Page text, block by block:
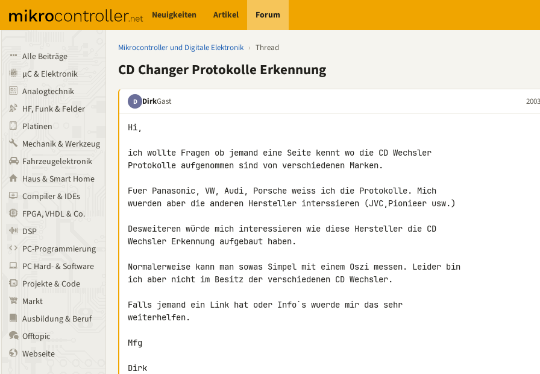
Neuigkeiten Artikel Forum
Alle Beiträge
µC & Elektronik
Analogtechnik
HF, Funk & Felder
Platinen
Mechanik & Werkzeug
Fahrzeugelektronik
Haus & Smart Home
Compiler & IDEs
FPGA, VHDL & Co.
DSP
PC-Programmierung
PC Hard- & Software
Projekte & Code
Markt
Ausbildung & Beruf
Offtopic
Webseite
Mikrocontroller und Digitale Elektronik › Thread
CD Changer Protokolle Erkennung
D DirkGast
Hi,
ich wollte Fragen ob jemand eine Seite kennt wo die CD Wechsler
Protokolle aufgenommen sind von verschiedenen Marken.
Fuer Panasonic, VW, Audi, Porsche weiss ich die Protokolle. Mich
wuerden aber die anderen Hersteller interssieren (JVC,Pionieer usw.)
Desweiteren würde mich interessieren wie diese Hersteller die CD
Wechsler Erkennung aufgebaut haben.
Normalerweise kann man sowas Simpel mit einem Oszi messen. Leider bin
ich aber nicht im Besitz der verschiedenen CD Wechsler.
Falls jemand ein Link hat oder Info`s wuerde mir das sehr
weiterhelfen.
Mfg
Dirk